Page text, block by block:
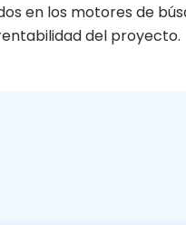
en los motores de
del proyecto.